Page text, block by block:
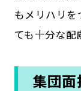
もメリハリを
ても十分な配
集団